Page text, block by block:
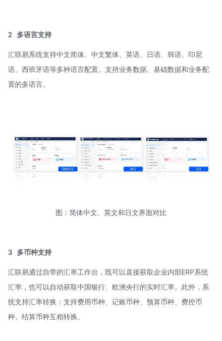
2 多语言支持
汇联易系统支持中文简体、中文繁体、英语、日语、韩语、印尼
语、西班牙语等多种语言配置。支持业务数据、基础数据和业务配
置的多语言。
图：简体中文、英文和日文界面对比
3 多币种支持
汇联易通过自带的汇率工作台，既可以直接获取企业内部ERP系统
汇率，也可以自动获取中国银行、欧洲央行的实时汇率。此外，系
统支持汇率转换：支持费用币种、记账币种、预算币种、费控币
种、结算币种互相转换。